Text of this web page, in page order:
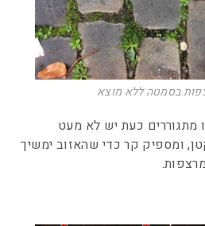
בסמטה ללא מוצא
שבו אנחנו מתגוררים כעת יש לא מעט
ומספיק קר כדי שהאזוב ימשיך